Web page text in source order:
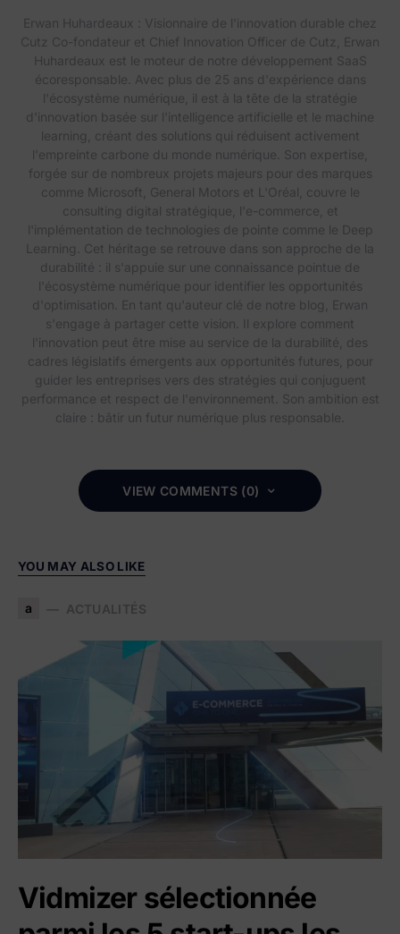
Erwan Huhardeaux : Visionnaire de l'innovation durable chez
Cutz Co-fondateur et Chief Innovation Officer de Cutz, Erwan
Huhardeaux est le moteur de notre développement SaaS
écoresponsable. Avec plus de 25 ans d'expérience dans
l'écosystème numérique, il est à la tête de la stratégie
d'innovation basée sur l'intelligence artificielle et le machine
learning, créant des solutions qui réduisent activement
l'empreinte carbone du monde numérique. Son expertise,
forgée sur de nombreux projets majeurs pour des marques
comme Microsoft, General Motors et L'Oréal, couvre le
consulting digital stratégique, l'e-commerce, et
l'implémentation de technologies de pointe comme le Deep
Learning. Cet héritage se retrouve dans son approche de la
durabilité : il s'appuie sur une connaissance pointue de
l'écosystème numérique pour identifier les opportunités
d'optimisation. En tant qu'auteur clé de notre blog, Erwan
s'engage à partager cette vision. Il explore comment
l'innovation peut être mise au service de la durabilité, des
cadres législatifs émergents aux opportunités futures, pour
guider les entreprises vers des stratégies qui conjuguent
performance et respect de l'environnement. Son ambition est
claire : bâtir un futur numérique plus responsable.
VIEW COMMENTS (0)
YOU MAY ALSO LIKE
a ACTUALITÉS
Vidmizer sélectionnée